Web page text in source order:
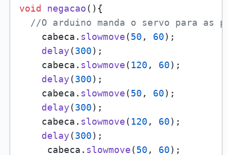
void
negacao(){
//O arduino manda o servo para as
    cabeca.
slowmove(50 , 60);
delay(300);
    cabeca.
slowmove( 120 , 60);
delay(300);
    cabeca.
slowmove(50 , 60);
delay(300);
    cabeca.
slowmove( 120 , 60);
delay(300);
     cabeca.
slowmove(50 , 60);